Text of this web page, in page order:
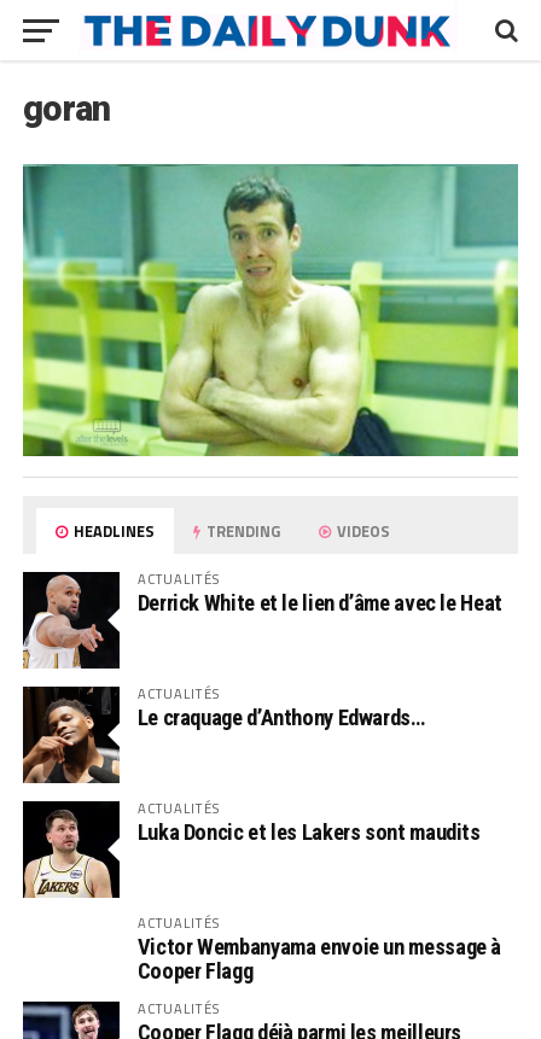
goran
HEADLINES TRENDING VIDEOS
ACTUALITÉS
Derrick White et le lien d’âme avec le Heat
ACTUALITÉS
Le craquage d’Anthony Edwards…
ACTUALITÉS
Luka Doncic et les Lakers sont maudits
ACTUALITÉS
Victor Wembanyama envoie un message à
Cooper Flagg
ACTUALITÉS
Cooper Flagg déjà parmi les meilleurs